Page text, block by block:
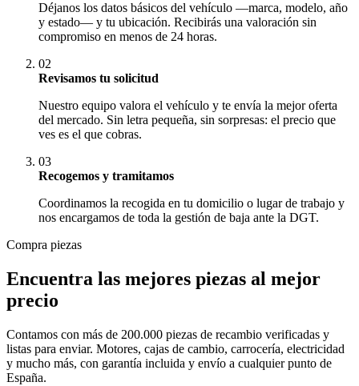
Déjanos los datos básicos del vehículo —marca, modelo, año
y estado— y tu ubicación. Recibirás una valoración sin
compromiso en menos de 24 horas.
02
Revisamos tu solicitud
Nuestro equipo valora el vehículo y te envía la mejor oferta
del mercado. Sin letra pequeña, sin sorpresas: el precio que
ves es el que cobras.
03
Recogemos y tramitamos
Coordinamos la recogida en tu domicilio o lugar de trabajo y
nos encargamos de toda la gestión de baja ante la DGT.
Compra piezas
Encuentra las mejores piezas al mejor
precio
Contamos con más de 200.000 piezas de recambio verificadas y
listas para enviar. Motores, cajas de cambio, carrocería, electricidad
y mucho más, con garantía incluida y envío a cualquier punto de
España.